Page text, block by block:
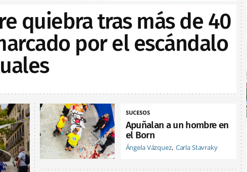
quiebra tras más de 40
por el escándalo
SUCESOS
Apuñalan a un hombre en
el Born
Ángela Vázquez Carla Stavraky